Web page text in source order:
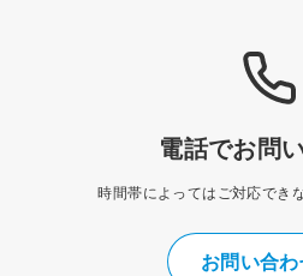
電話でお問
時間帯によってはご対応でき
お問い合